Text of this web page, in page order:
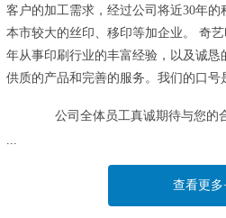
客户的加工需求，经过公司将近30年
本市较大的丝印、移印等加企业。 奇
年从事印刷行业的丰富经验，以及诚
供质的产品和完善的服务。我们的口
公司全体员工真诚期待与您的合
...
查看更多